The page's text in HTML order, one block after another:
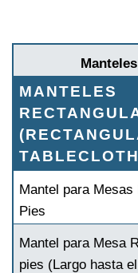
MANTELES
Mantel para
Pies
Mantel para Mesa
pies (Largo hasta